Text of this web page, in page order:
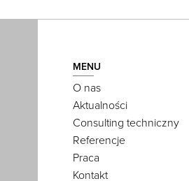
MENU
O nas
Aktualności
Consulting techniczny
Referencje
Praca
Kontakt